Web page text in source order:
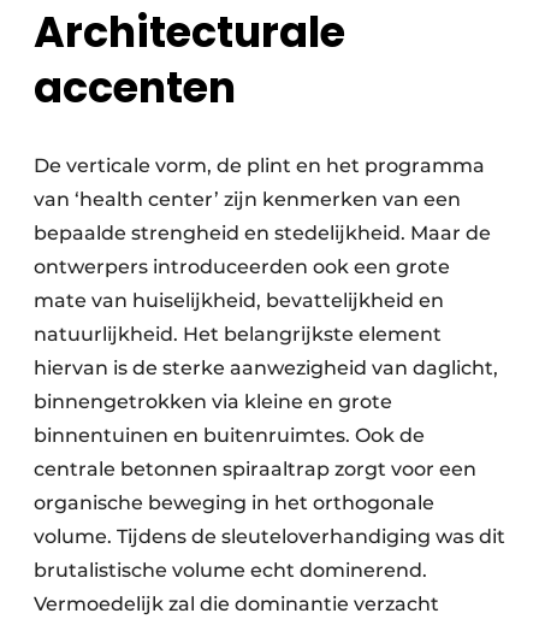
Architecturale
accenten
De verticale vorm, de plint en het programma
van ‘health center’ zijn kenmerken van een
bepaalde strengheid en stedelijkheid. Maar de
ontwerpers introduceerden ook een grote
mate van huiselijkheid, bevattelijkheid en
natuurlijkheid. Het belangrijkste element
hiervan is de sterke aanwezigheid van daglicht,
binnengetrokken via kleine en grote
binnentuinen en buitenruimtes. Ook de
centrale betonnen spiraaltrap zorgt voor een
organische beweging in het orthogonale
volume. Tijdens de sleuteloverhandiging was dit
brutalistische volume echt dominerend.
Vermoedelijk zal die dominantie verzacht